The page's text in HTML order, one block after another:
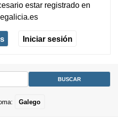
estar registradoen
Iniciar sesión
Galego